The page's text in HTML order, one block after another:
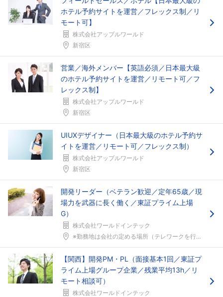
ホテル予約サイトを運営／フレックス制／リ
モート可】
株式会社アップルワールド
新宿区
営業／海外メンバー【英語必須／日本最大級
のホテル予約サイトを運営／リモート可／フ
レックス制】
株式会社アップルワールド
新宿区
UIUXデザイナー（日本最大級のホテル予約サ
イトを運営／リモート可／フレックス制）
株式会社アップルワールド
新宿区
開発リーダー（ベテラン歓迎／定年65歳／現
場力を武器に長く働く／東証プライム上場
G）
株式会社ワールドインテック
※勤務地は会社の定める場所（テレワークを行う場所を...
【関西】開発PM・PL（面接基本1回／東証プ
ライム上場グループ企業／残業平均13h／リ
モート相談可）
株式会社ワールドインテック